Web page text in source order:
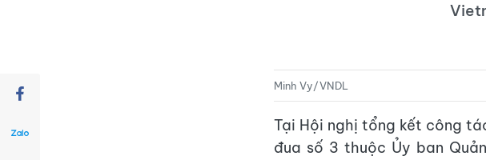
Minh Vy/VNDL
Tại Hội nghị tổng kết công
đua số 3 thuộc Ủy ban